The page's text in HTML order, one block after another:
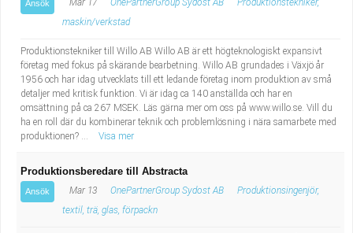
Ansök Mar 17 OnePartnerGroup Sydost AB
Produktionstekniker,
maskin/verkstad
Produktionstekniker till Willo AB Willo AB är ett högteknologiskt expansivt
företag med fokus på skärande bearbetning. Willo AB grundades i Växjö år
1956 och har idag utvecklats till ett ledande företag inom produktion av små
detaljer med kritisk funktion. Vi är idag ca 140 anställda och har en
omsättning på ca 267 MSEK. Läs gärna mer om oss på www.willo.se. Vill du
ha en roll där du kombinerar teknik och problemlösning i nära samarbete med
produktionen? ...
Visa mer
Produktionsberedare till Abstracta
Ansök Mar 13 OnePartnerGroup Sydost AB
Produktionsingenjör,
textil, trä, glas, förpackn